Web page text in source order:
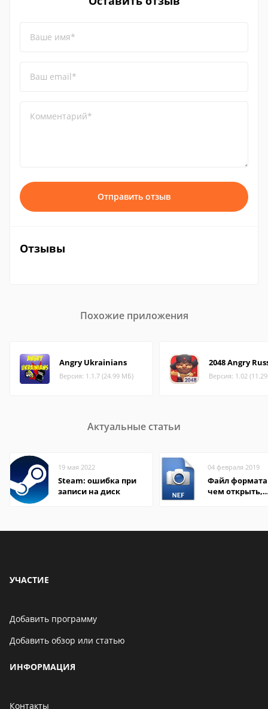
Ваше имя*
Ваш email*
Комментарий*
Отправить отзыв
Отзывы
Похожие приложения
Angry Ukrainians
Версия: 1.1.7 (24.99 МБ)
2048 Angry
Версия: 1.02
Актуальные статьи
19 мая 2022
Steam: ошибка при
записи на диск
04 февраля 2019
Файл формата
чем открыть,
УЧАСТИЕ
Добавить программу
Добавить обзор или статью
ИНФОРМАЦИЯ
Контакты